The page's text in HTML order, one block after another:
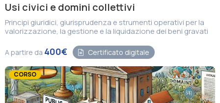
Usi civici e domini collettivi
Principi giuridici, giurisprudenza e strumenti operativi per la
valorizzazione, la gestione e la liquidazione dei beni gravati
A partire da 400€ Certificato digitale
CORSO